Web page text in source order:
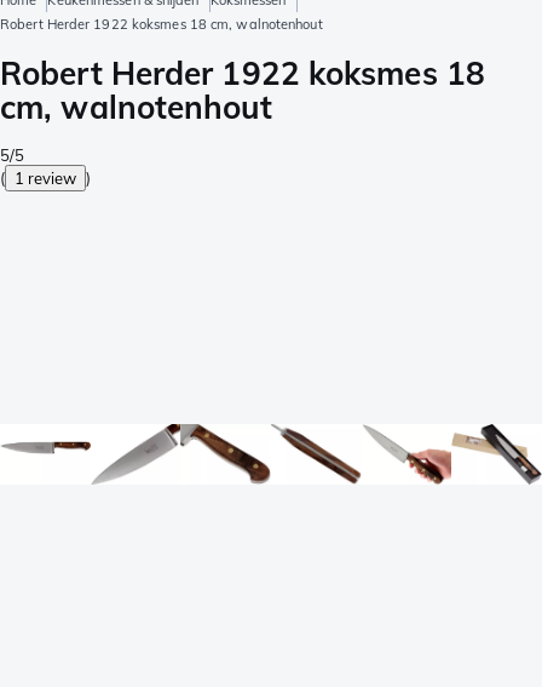
Robert Herder 1922 koksmes 18 cm, walnotenhout
Robert Herder 1922 koksmes 18
cm, walnotenhout
5/5
( 1 review )